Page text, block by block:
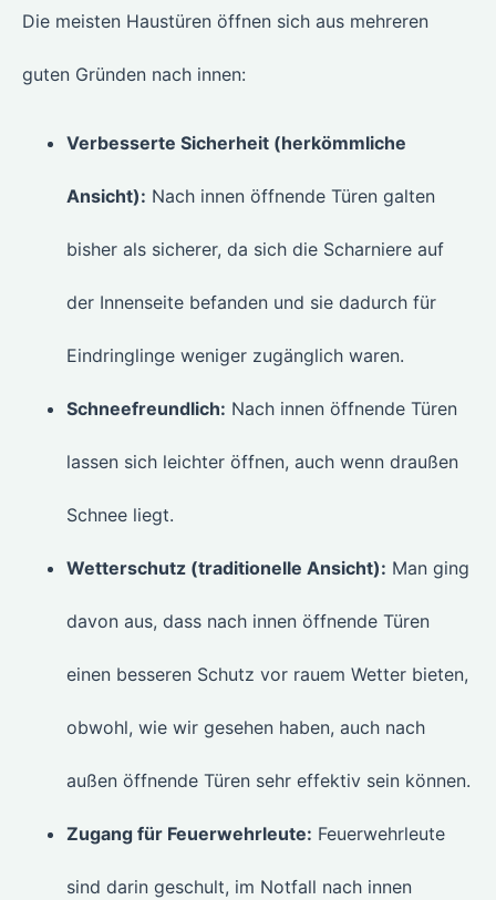
Die meisten Haustüren öffnen sich aus mehreren
guten Gründen nach innen:
Verbesserte Sicherheit (herkömmliche
Ansicht): Nach innen öffnende Türen galten
bisher als sicherer, da sich die Scharniere auf
der Innenseite befanden und sie dadurch für
Eindringlinge weniger zugänglich waren.
Schneefreundlich: Nach innen öffnende Türen
lassen sich leichter öffnen, auch wenn draußen
Schnee liegt.
Wetterschutz (traditionelle Ansicht): Man ging
davon aus, dass nach innen öffnende Türen
einen besseren Schutz vor rauem Wetter bieten,
obwohl, wie wir gesehen haben, auch nach
außen öffnende Türen sehr effektiv sein können.
Zugang für Feuerwehrleute: Feuerwehrleute
sind darin geschult, im Notfall nach innen